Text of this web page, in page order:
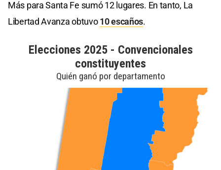
Más para Santa Fe sumó 12 lugares. En tanto, La
Libertad Avanza obtuvo10 escaños.